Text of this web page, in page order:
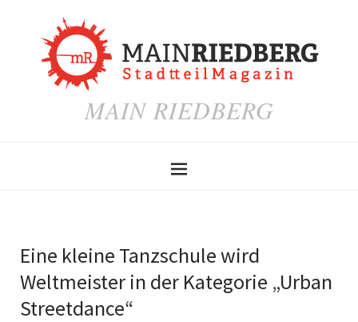
MAIN RIEDBERG
Eine kleine Tanzschule wird
Weltmeister in der Kategorie „Urban
Streetdance“